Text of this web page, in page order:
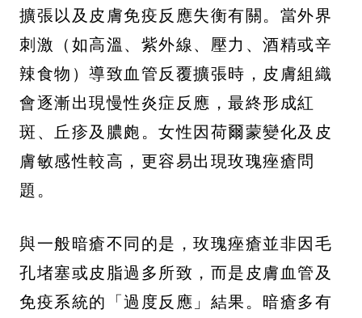
擴張以及皮膚免疫反應失衡有關。當外界
刺激（如高溫、紫外線、壓力、酒精或辛
辣食物）導致血管反覆擴張時，皮膚組織
會逐漸出現慢性炎症反應，最終形成紅
斑、丘疹及膿皰。女性因荷爾蒙變化及皮
膚敏感性較高，更容易出現玫瑰痤瘡問
題。
與一般暗瘡不同的是，玫瑰痤瘡並非因毛
孔堵塞或皮脂過多所致，而是皮膚血管及
免疫系統的「過度反應」結果。暗瘡多有